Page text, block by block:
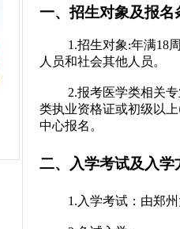
一、招生对象及报名
1.招生对象:年满18
人员和社会其他人员。
2.报考医学类相关
类执业资格证或初级以上
中心报名。
二、入学考试及入学
1. 入学考试：由郑